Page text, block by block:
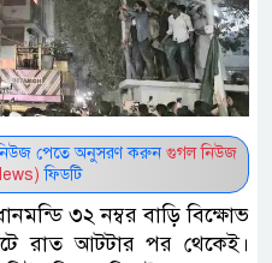
পেতে অনুসরণ করুন গুগল নিউজ
ফিডটি
৩২ নম্বর বাড়ি বিক্ষোভ
রাত আটটার পর থেকেই।